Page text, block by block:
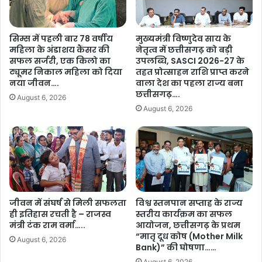
अ
ध्य
क्ष
के
प
द
भा
ग्र
ण
स
मा
रो
ह
में
हु
ए
शा
मि
त्री
डॉ
या
द
व
ने
कि
व
ण
:
दे
श
वा
सि
यों
से
स
सिम्स में पहली बार 78 वर्षीय
महिला के अंडाशय कैंसर की
सफल सर्जरी, एक किलो का
ट्यूमर निकाल महिला को दिया
नया जीवन….
August 6, 2026
मुख्यमंत्री विष्णुदेव साय के
नेतृत्व में छत्तीसगढ़ को बड़ी
उपलब्धि, SASCI 2026-27 के
तहत प्रोत्साहन राशि प्राप्त करने
वाला देश का पहला राज्य बना
छत्तीसगढ़….
August 6, 2026
जीवन में संघर्ष से मिली सफलता
ही इतिहास रचती है – राजस्व
मंत्री टंक राम वर्मा…..
August 6, 2026
विश्व स्तनपान सप्ताह के राज्य
स्तरीय कार्यक्रम का सफल
आयोजन, छत्तीसगढ़ के प्रथम
“मातृ दूध कोष (Mother Milk
Bank)” की घोषणा……